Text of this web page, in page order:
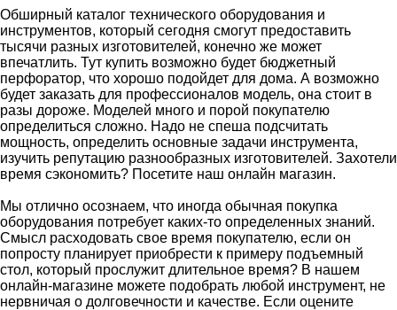
Обширный каталог технического оборудования и
инструментов, который сегодня смогут предоставить
тысячи разных изготовителей, конечно же может
впечатлить. Тут купить возможно будет бюджетный
перфоратор, что хорошо подойдет для дома. А возможно
будет заказать для профессионалов модель, она стоит в
разы дороже. Моделей много и порой покупателю
определиться сложно. Надо не спеша подсчитать
мощность, определить основные задачи инструмента,
изучить репутацию разнообразных изготовителей. Захотели
время сэкономить? Посетите наш онлайн магазин.
Мы отлично осознаем, что иногда обычная покупка
оборудования потребует каких-то определенных знаний.
Смысл расходовать свое время покупателю, если он
попросту планирует приобрести к примеру подъемный
стол, который прослужит длительное время? В нашем
онлайн-магазине можете подобрать любой инструмент, не
нервничая о долговечности и качестве. Если оцените